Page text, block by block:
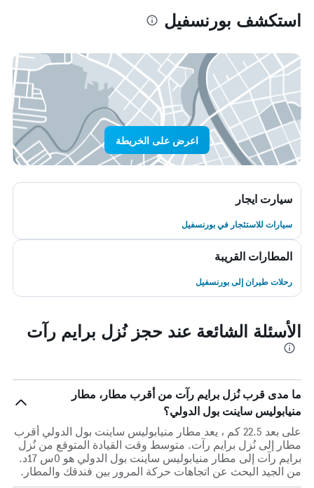
استكشف بورنسفيل
اعرض على الخريطة
سيارت ايجار
سيارات للاستئجار في بورنسفيل
المطارات القريبة
رحلات طيران إلى بورنسفيل
الأسئلة الشائعة عند حجز نُزل برايم رآت
ما مدى قرب نُزل برايم رآت من أقرب مطار، مطار
منيابوليس ساينت بول الدولي؟
على بعد 22.5 كم ، يعد مطار منيابوليس ساينت بول الدولي أقرب
مطار إلى نُزل برايم رآت. متوسط وقت القيادة المتوقع من نُزل
برايم رآت إلى مطار منيابوليس ساينت بول الدولي هو 0س 17د.
من الجيد البحث عن اتجاهات حركة المرور بين فندقك والمطار.